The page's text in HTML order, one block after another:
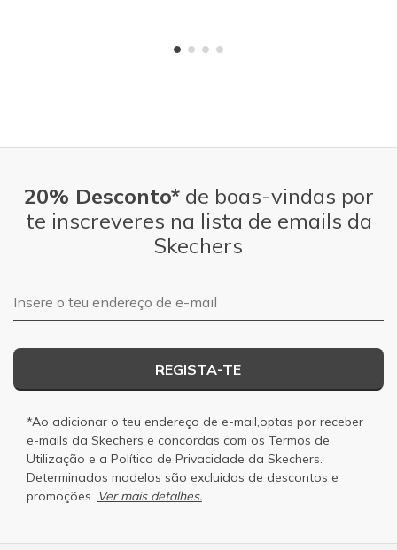
20% Desconto*de boas-vindas por
te inscreveres na lista de emails da
Skechers
Endereço de e-mail
REGISTA-TE
*Ao adicionar o teu endereço de e-mail,optas por receber
e-mails da Skechers e concordas com os Termos de
Utilização e a Política de Privacidade da Skechers.
Determinados modelos são excluidos de descontos e
promoções. Ver mais detalhes.